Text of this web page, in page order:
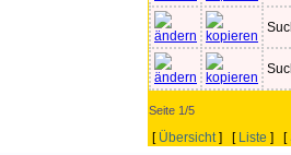
Seite 1/5
[ Übersicht] [ Liste ] [